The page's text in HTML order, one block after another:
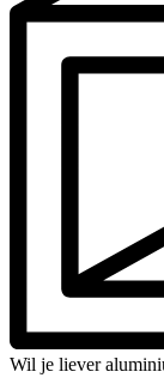
Wil je liever